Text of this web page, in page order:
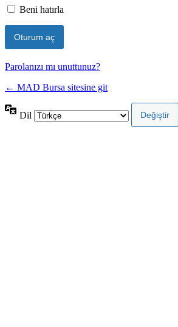
Beni hatırla
Parolanızı mı unuttunuz?
← MAD Bursa sitesine git
Dil